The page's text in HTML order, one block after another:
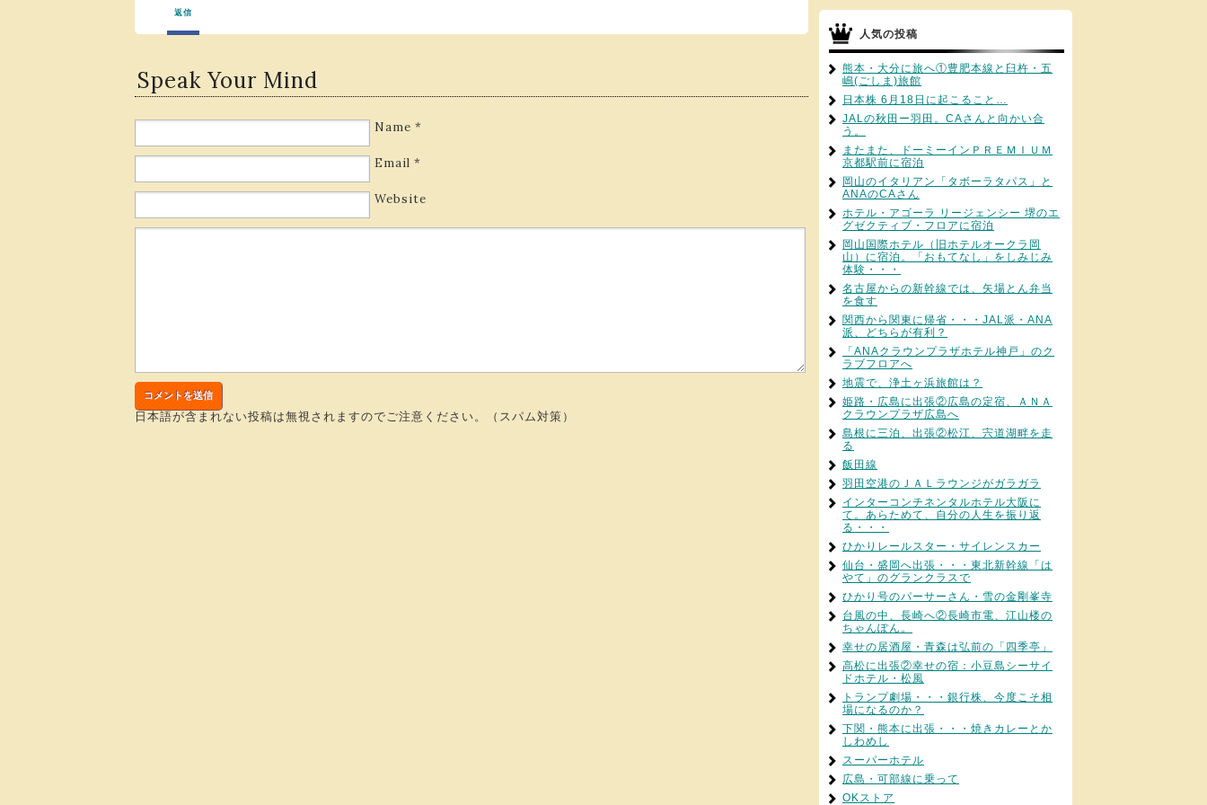
返信
Speak Your Mind
Name *
Email *
Website
日本語が含まれない投稿は無視されますのでご注意ください。（スパム対策）
人気の投稿
熊本・大分に旅へ①豊肥本線と臼杵・五
嶋(ごしま)旅館
日本株 6月18日に起こること…
JALの秋田ー羽田。CAさんと向かい合
う。
またまた、ドーミーインＰＲＥＭＩＵＭ
京都駅前に宿泊
岡山のイタリアン「タボーラタパス」と
ANAのCAさん
ホテル・アゴーラ リージェンシー 堺のエ
グゼクティブ・フロアに宿泊
岡山国際ホテル（旧ホテルオークラ岡
山）に宿泊。「おもてなし」をしみじみ
体験・・・
名古屋からの新幹線では、矢場とん弁当
を食す
関西から関東に帰省・・・JAL派・ANA
派、どちらが有利？
「ANAクラウンプラザホテル神戸」のク
ラブフロアへ
地震で、浄土ヶ浜旅館は？
姫路・広島に出張②広島の定宿、ＡＮＡ
クラウンプラザ広島へ
島根に三泊、出張②松江、宍道湖畔を走
る
飯田線
羽田空港のＪＡＬラウンジがガラガラ
インターコンチネンタルホテル大阪に
て。あらためて、自分の人生を振り返
る・・・
ひかりレールスター・サイレンスカー
仙台・盛岡へ出張・・・東北新幹線「は
やて」のグランクラスで
ひかり号のパーサーさん・雪の金剛峯寺
台風の中、長崎へ②長崎市電、江山楼の
ちゃんぽん。
幸せの居酒屋・青森は弘前の「四季亭」
高松に出張②幸せの宿：小豆島シーサイ
ドホテル・松風
トランプ劇場・・・銀行株、今度こそ相
場になるのか？
下関・熊本に出張・・・焼きカレーとか
しわめし
スーパーホテル
広島・可部線に乗って
OKストア